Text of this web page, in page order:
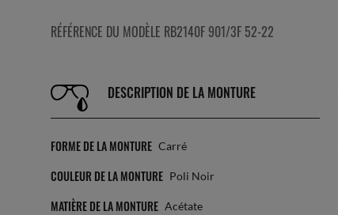
RÉFÉRENCE DU MODÈLE RB2140F 901/3F 52-22
DESCRIPTION DE LA MONTURE
FORME DE LA MONTURE Carré
COULEUR DE LA MONTURE Poli Noir
MATIÈRE DE LA MONTURE Acétate